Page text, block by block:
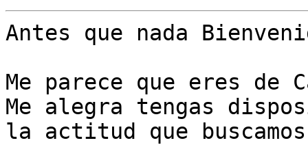
Antes que nada
Me parece que eres de
Me alegra tengas
la actitud que